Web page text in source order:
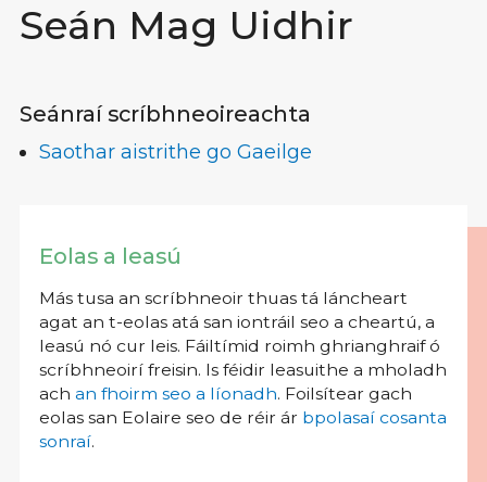
Seán Mag Uidhir
Seánraí scríbhneoireachta
Saothar aistrithe go Gaeilge
Eolas a leasú
Más tusa an scríbhneoir thuas tá láncheart
agat an t-eolas atá san iontráil seo a cheartú, a
leasú nó cur leis. Fáiltímid roimh ghrianghraif ó
scríbhneoirí freisin. Is féidir leasuithe a mholadh
ach an fhoirm seo a líonadh. Foilsítear gach
eolas san Eolaire seo de réir ár bpolasaí cosanta
sonraí.